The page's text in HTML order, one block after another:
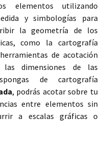
elementos utilizando
y simbologías para
la geometría de los
como la cartografía
de acotación
las dimensiones de las
de cartografía
, podrás acotar sobre tu
entre elementos sin
a escalas gráficas o
acotar elementos en la vista